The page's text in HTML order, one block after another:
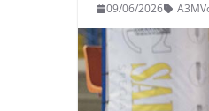
09/06/2026